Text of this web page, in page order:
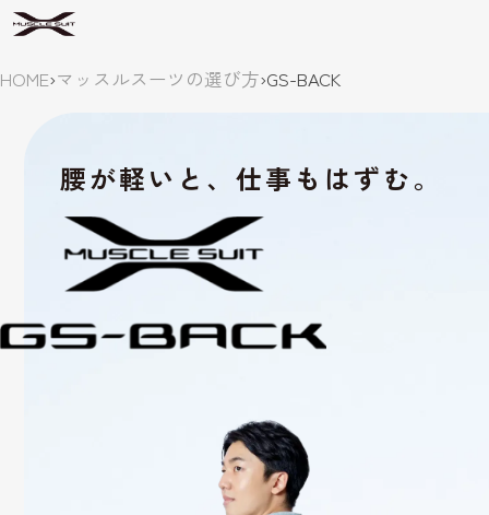
HOME›マッスルスーツの選び方›GS-BACK
腰が軽いと、仕事もはずむ。